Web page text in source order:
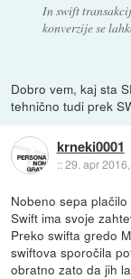
In swift
konverzije se
Dobro vem, kaj sta
tehnično tudi prek
krneki0001
::29. apr
Nobeno sepa
Swift ima svoje
Preko swifta gredo
swiftova sporočila
obratno zato da jih